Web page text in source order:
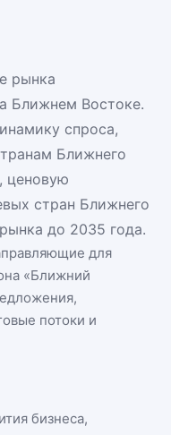
рынка
Ближнем Востоке.
спроса,
Ближнего
ценовую
стран Ближнего
до 2035 года.
для
«Ближний
потоки и
бизнеса,